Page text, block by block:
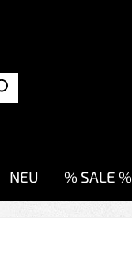
NEU % SALE %